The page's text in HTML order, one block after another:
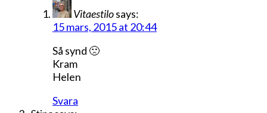
Vitaestilosays:
15 mars, 2015 at 20:44
Så synd 🙁
Kram
Helen
Svara